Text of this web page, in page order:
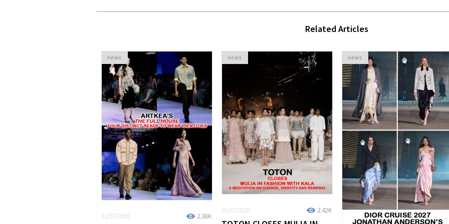
Related Articles
2.38K
31/07/2026
news
2.42K
29/07/2026
news news